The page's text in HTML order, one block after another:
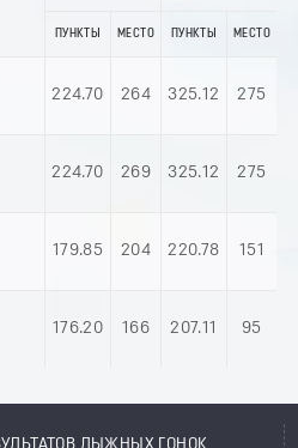
ПУНКТЫ МЕСТО ПУНКТЫ МЕСТО
224.70 264 325.12 275
224.70 269 325.12 275
179.85 204 220.78 151
176.20 166 207.11 95